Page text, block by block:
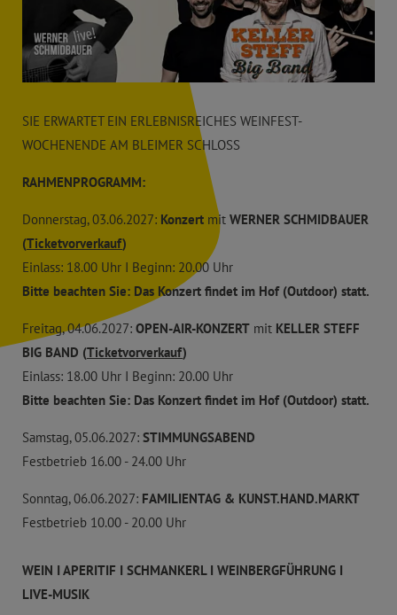
SIE ERWARTET EIN ERLEBNISREICHES WEINFEST-
WOCHENENDE AM BLEIMER SCHLOSS
RAHMENPROGRAMM:
Donnerstag, 03.06.2027: Konzert mit WERNER SCHMIDBAUER
(Ticketvorverkauf)
Einlass: 18.00 Uhr I Beginn: 20.00 Uhr
Bitte beachten Sie: Das Konzert findet im Hof (Outdoor) statt.
Freitag, 04.06.2027: OPEN-AIR-KONZERT mit KELLER STEFF
BIG BAND (Ticketvorverkauf)
Einlass: 18.00 Uhr I Beginn: 20.00 Uhr
Bitte beachten Sie: Das Konzert findet im Hof (Outdoor) statt.
Samstag, 05.06.2027: STIMMUNGSABEND
Festbetrieb 16.00 - 24.00 Uhr
Sonntag, 06.06.2027: FAMILIENTAG & KUNST.HAND.MARKT
Festbetrieb 10.00 - 20.00 Uhr
WEIN I APERITIF I SCHMANKERL I WEINBERGFÜHRUNG I
LIVE-MUSIK